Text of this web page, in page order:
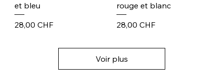
et bleu
Prix
28,00 CHF
rouge et blanc
Prix
28,00 CHF
Voir plus